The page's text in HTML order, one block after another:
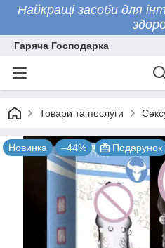
Найкращі засоби для
Гаряча Господарка
Товари та послуги
Новинка –44% Подарунок